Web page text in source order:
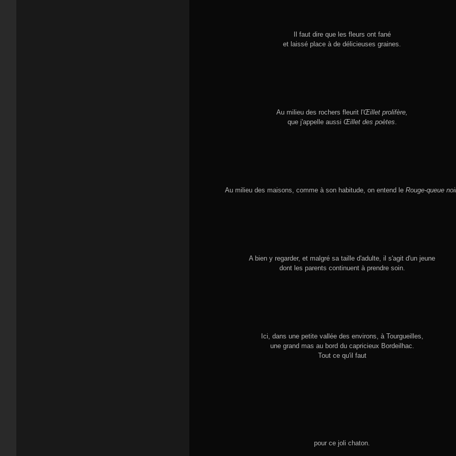
Il faut dire que les fleurs ont fané
et laissé place à de délicieuses graines.
Au milieu des rochers fleurit l'Œillet prolifère,
que j'appelle aussi Œillet des poètes.
Au milieu des maisons, comme à son habitude, on entend le Rouge-queue
A bien y regarder, et malgré sa taille d'adulte, il s'agit d'un jeune
dont les parents continuent à prendre soin.
Ici, dans une petite vallée des environs, à Tourgueilles,
une grand mas au bord du capricieux Bordeilhac.
Tout ce qu'il faut
pour ce joli chaton.